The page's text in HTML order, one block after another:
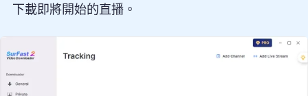
下載即將開始的直播。